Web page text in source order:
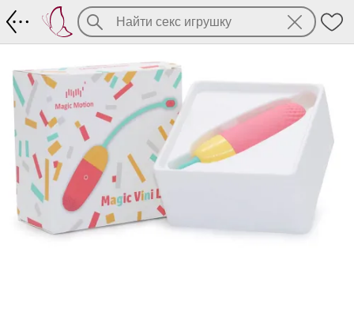
Magic Motion Vini – со смарт